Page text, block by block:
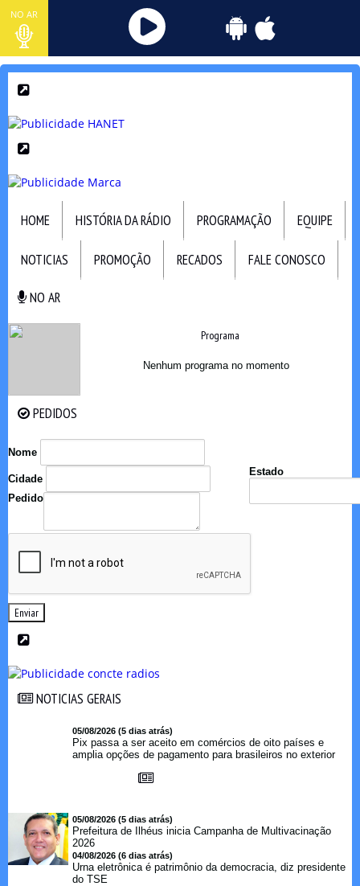
NO AR
HOME HISTÓRIA DA RÁDIO PROGRAMAÇÃO EQUIPE
NOTICIAS PROMOÇÃO RECADOS FALE CONOSCO
NO AR
Programa
Nenhum programa no momento
PEDIDOS
Nome
Cidade
Estado
Pedido
Enviar
NOTICIAS GERAIS
05/08/2026 (5 dias atrás)
Pix passa a ser aceito em comércios de oito países e
amplia opções de pagamento para brasileiros no exterior
05/08/2026 (5 dias atrás)
Prefeitura de Ilhéus inicia Campanha de Multivacinação
2026
04/08/2026 (6 dias atrás)
Urna eletrônica é patrimônio da democracia, diz presidente
do TSE